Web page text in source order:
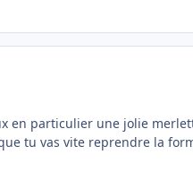
en particulier une jolie
tu vas vite reprendre la